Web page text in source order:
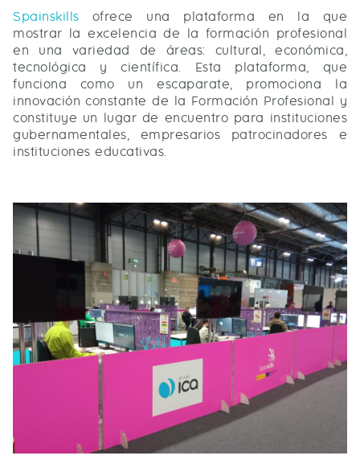
Spainskills ofrece una plataforma en la que
mostrar la excelencia de la formación profesional
en una variedad de áreas: cultural, económica,
tecnológica y científica. Esta plataforma, que
funciona como un escaparate, promociona la
innovación constante de la Formación Profesional y
constituye un lugar de encuentro para instituciones
gubernamentales, empresarios patrocinadores e
instituciones educativas.